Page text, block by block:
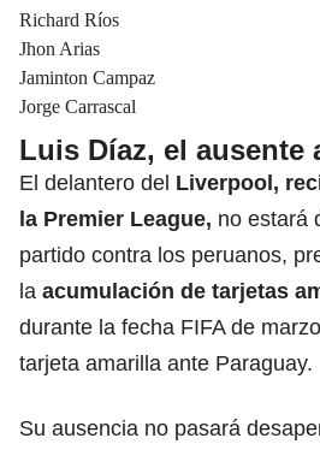
Richard Ríos
Jhon Arias
Jaminton Campaz
Jorge Carrascal
Luis Díaz, el ausente
El delantero del Liverpool,
la Premier League, no estará
partido contra los peruanos,
la acumulación de tarjetas
durante la fecha FIFA de
tarjeta amarilla ante Paraguay.
Su ausencia no pasará